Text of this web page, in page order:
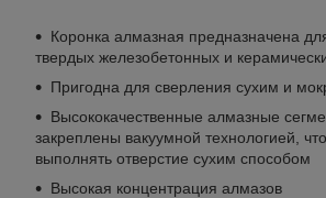
Коронка алмазная предназначена
твердых железобетонных и
Пригодна для сверления сухим и
Высококачественные алмазные
закреплены вакуумной технологией,
выполнять отверстие сухим способом
Высокая концентрация алмазов